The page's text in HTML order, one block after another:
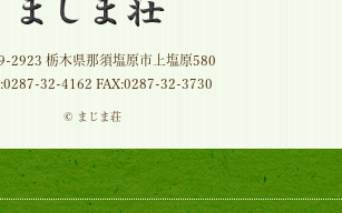
2923 栃木県那須塩原市上塩原580
0287-32-4162 FAX:0287-32-3730
© まじま荘